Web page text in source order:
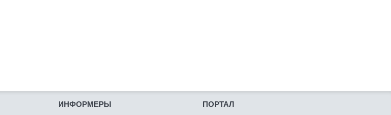
ИНФОРМЕРЫ
ПОРТАЛ